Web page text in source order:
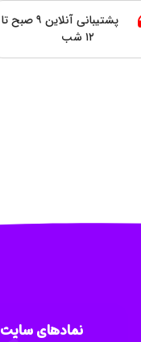
پشتیبانی آنلاین ۹ صبح تا
۱۲ شب
نمادهای سایت